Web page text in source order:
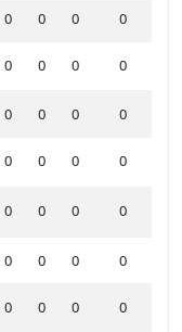
0 0 0 0
0 0 0 0
0 0 0 0
0 0 0 0
0 0 0 0
0 0 0 0
0 0 0 0